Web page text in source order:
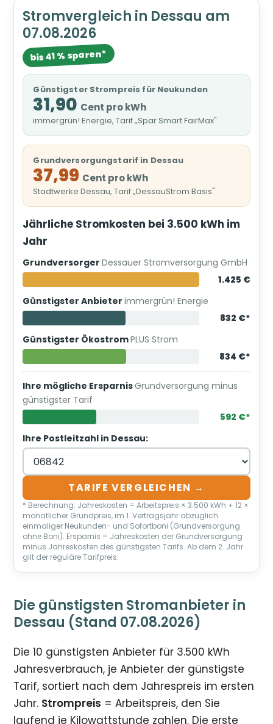
Stromvergleich in Dessau am
07.08.2026
bis 41 % sparen*
Günstigster Strompreis für Neukunden
31,90 Cent pro kWh
immergrün! Energie, Tarif „Spar Smart FairMax"
Grundversorgungstarif in Dessau
37,99 Cent pro kWh
Stadtwerke Dessau, Tarif „DessauStrom Basis"
Jährliche Stromkosten bei 3.500 kWh im
Jahr
GrundversorgerDessauer Stromversorgung GmbH
1.425 €
Günstigster Anbieterimmergrün! Energie
832 €*
Günstigster ÖkostromPLUS Strom
834 €*
Ihre mögliche ErsparnisGrundversorgung minus
günstigster Tarif
592 €*
Ihre Postleitzahl in Dessau:
TARIFE VERGLEICHEN →
* Berechnung: Jahreskosten = Arbeitspreis × 3.500 kWh + 12 ×
monatlicher Grundpreis, im 1. Vertragsjahr abzüglich
einmaliger Neukunden- und Sofortboni (Grundversorgung
ohne Boni). Ersparnis = Jahreskosten der Grundversorgung
minus Jahreskosten des günstigsten Tarifs. Ab dem 2. Jahr
gilt der reguläre Tarifpreis.
Die günstigsten Stromanbieter in
Dessau (Stand 07.08.2026)
Die 10 günstigsten Anbieter für 3.500 kWh
Jahresverbrauch, je Anbieter der günstigste
Tarif, sortiert nach dem Jahrespreis im ersten
Jahr. Strompreis = Arbeitspreis, den Sie
laufend je Kilowattstunde zahlen. Die erste